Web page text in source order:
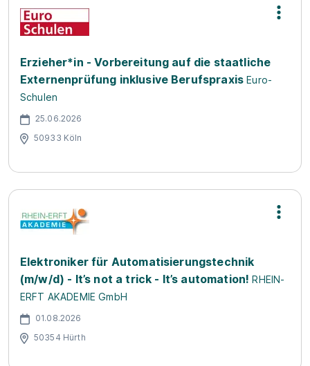
Erzieher*in - Vorbereitung auf die staatliche
Externenprüfung inklusive Berufspraxis Euro-
Schulen
25.06.2026
50933 Köln
Elektroniker für Automatisierungstechnik
(m/w/d) - It’s not a trick - It’s automation! RHEIN-
ERFT AKADEMIE GmbH
01.08.2026
50354 Hürth